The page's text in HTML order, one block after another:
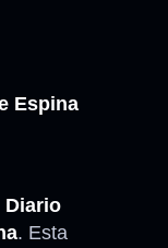
Espina
Diario
. Esta